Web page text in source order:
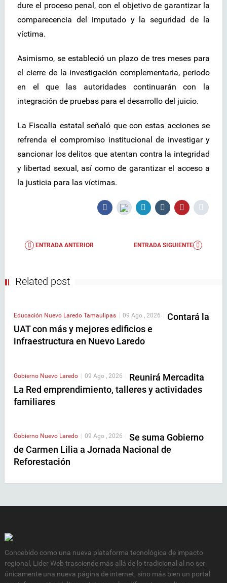
dure el proceso penal, con el objetivo de garantizar la
comparecencia del imputado y la seguridad de la
víctima.
Asimismo, se estableció un plazo de tres meses para
el cierre de la investigación complementaria, periodo
en el que las autoridades continuarán con la
integración de pruebas para el desarrollo del juicio.
La Fiscalía estatal señaló que con estas acciones se
refrenda el compromiso institucional de investigar y
sancionar los delitos que atentan contra la integridad
y libertad sexual, así como de garantizar el acceso a
la justicia para las víctimas.
ENTRADA ANTERIOR ENTRADA SIGUIENTE
Related post
Educación Nuevo Laredo Tamaulipas 09 Ago , 2026
Contará la
UAT con más y mejores edificios e
infraestructura en Nuevo Laredo
Gobierno Nuevo Laredo | 09 Ago , 2026 | Reunirá Mercadita
La Red emprendimiento, talleres y actividades
familiares
Gobierno Nuevo Laredo 09 Ago , 2026
Se suma Gobierno
de Carmen Lilia a Jornada Nacional de
Reforestación
Concebido como una nueva plataforma tecnológica de impacto
regional, Lider Web trasciende más allá de lo tradicional al no ser
únicamente una nueva página de internet, sino más bien un portal